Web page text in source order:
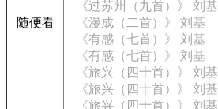
随便看
《过苏州（九首）》 刘基
《漫成（二首）》 刘基
《有感（七首）》 刘基
《有感（七首）》 刘基
《旅兴（四十首）》 刘基
《旅兴（四十首）》 刘基
《旅兴（四十首）》 刘基